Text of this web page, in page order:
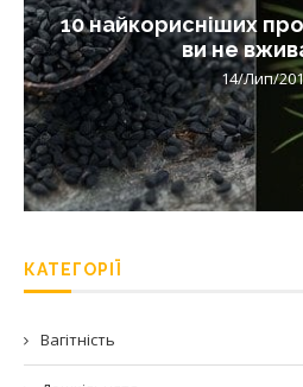
10 найкорисніших
ви не
14/Лип/
КАТЕГОРІЇ
Вагітність